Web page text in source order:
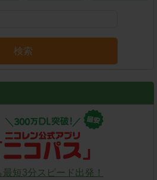
検索
短3分スピード出発！